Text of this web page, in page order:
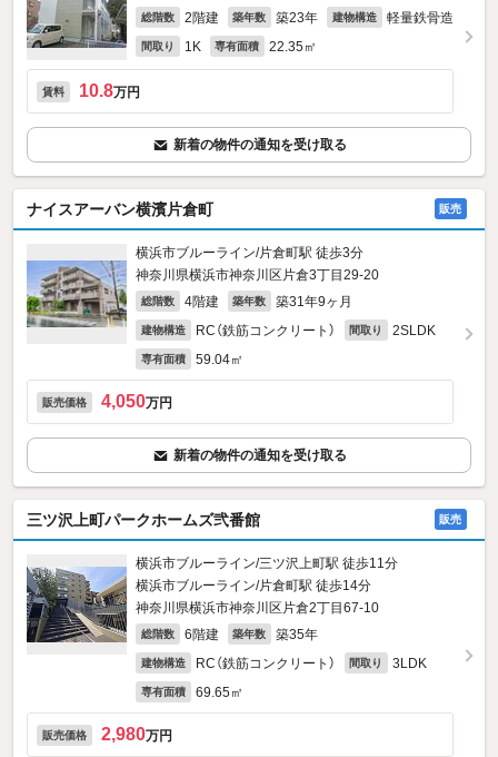
総階数 2階建 築年数 築23年 建物構造 軽量鉄骨造
間取り 1K 専有面積 22.35㎡
賃料 10.8万円
新着の物件の通知を受け取る
ナイスアーバン横濱片倉町 販売
横浜市ブルーライン/片倉町駅 徒歩3分
神奈川県横浜市神奈川区片倉3丁目29-20
総階数 4階建 築年数 築31年9ヶ月
建物構造 RC（鉄筋コンクリート） 間取り 2SLDK
専有面積 59.04㎡
販売価格 4,050万円
新着の物件の通知を受け取る
三ツ沢上町パークホームズ弐番館 販売
横浜市ブルーライン/三ツ沢上町駅 徒歩11分
横浜市ブルーライン/片倉町駅 徒歩14分
神奈川県横浜市神奈川区片倉2丁目67-10
総階数 6階建 築年数 築35年
建物構造 RC（鉄筋コンクリート） 間取り 3LDK
専有面積 69.65㎡
販売価格 2,980万円